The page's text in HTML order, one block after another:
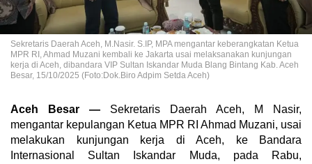
Sekretaris Daerah Aceh, M.Nasir. S.IP, MPA mengantar keberangkatan Ketua
MPR RI, Ahmad Muzani kembali ke Jakarta usai melaksanakan kunjungan
kerja di Aceh, dibandara VIP Sultan Iskandar Muda Blang Bintang Kab. Aceh
Besar, 15/10/2025 (Foto:Dok.Biro Adpim Setda Aceh)
Aceh Besar — Sekretaris Daerah Aceh, M Nasir,
mengantar kepulangan Ketua MPR RI Ahmad Muzani, usai
melakukan kunjungan kerja di Aceh, ke Bandara
Internasional Sultan Iskandar Muda, pada Rabu,